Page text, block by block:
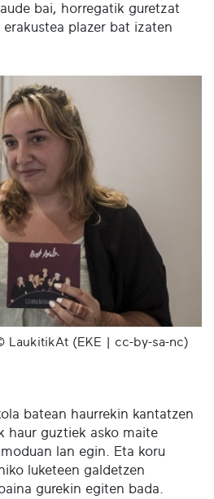
bai, horregatik guretzat
plazer bat izaten
LaukitikAt (EKE | cc-by-sa-nc)
batean haurrekin kantatzen
haur guztiek asko maite
lan egin. Eta koru
luketeen galdetzen
gurekin egiten bada.